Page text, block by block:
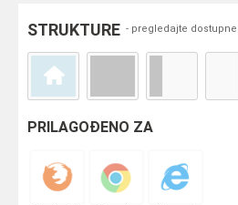
STRUKTURE - pregledajte
PRILAGOĐENO ZA